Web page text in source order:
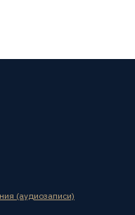
(аудиозаписи)